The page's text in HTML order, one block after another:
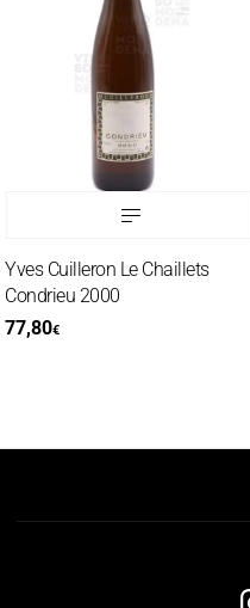
Cuilleron Le Chaillets
2000
€